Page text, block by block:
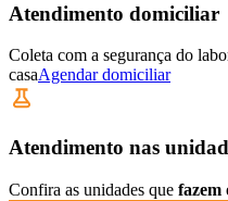
Atendimento domiciliar
Coleta com a segurança do
casaAgendar domiciliar
Atendimento nas
Confira as unidades que fazem